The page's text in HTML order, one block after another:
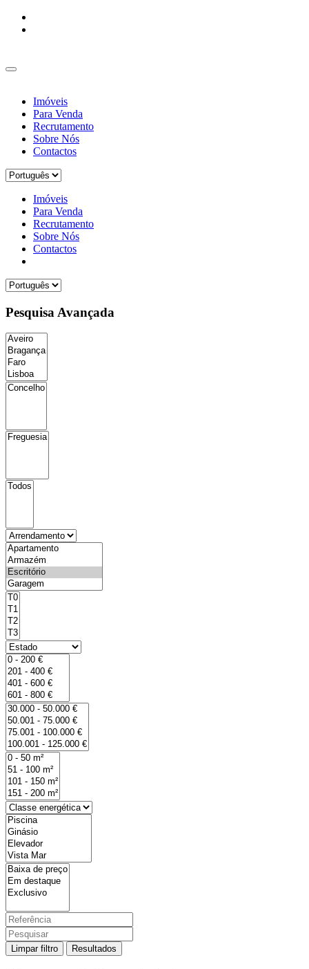
Imóveis
Para Venda
Recrutamento
Sobre Nós
Contactos
Imóveis
Para Venda
Recrutamento
Sobre Nós
Contactos
Pesquisa Avançada
Limpar filtro Resultados